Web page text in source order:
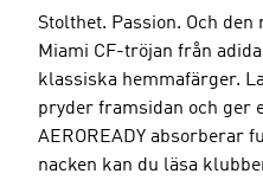
Stolthet. Passion. Och
Miami CF-tröjan från
klassiska hemmafärger.
pryder framsidan och ger
AEROREADY absorberar
nacken kan du läsa